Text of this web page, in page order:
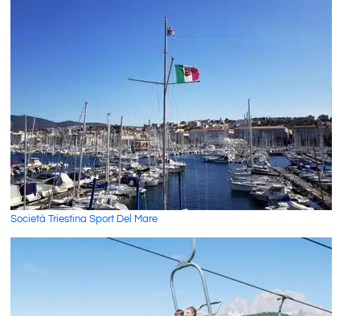
Società Triestina Sport Del Mare